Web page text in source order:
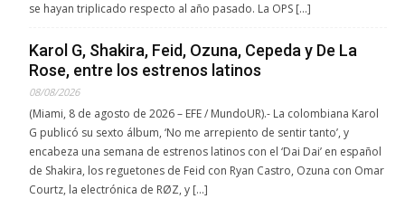
se hayan triplicado respecto al año pasado. La OPS […]
Karol G, Shakira, Feid, Ozuna, Cepeda y De La
Rose, entre los estrenos latinos
08/08/2026
(Miami, 8 de agosto de 2026 – EFE / MundoUR).- La colombiana Karol
G publicó su sexto álbum, ‘No me arrepiento de sentir tanto’, y
encabeza una semana de estrenos latinos con el ‘Dai Dai’ en español
de Shakira, los reguetones de Feid con Ryan Castro, Ozuna con Omar
Courtz, la electrónica de RØZ, y […]